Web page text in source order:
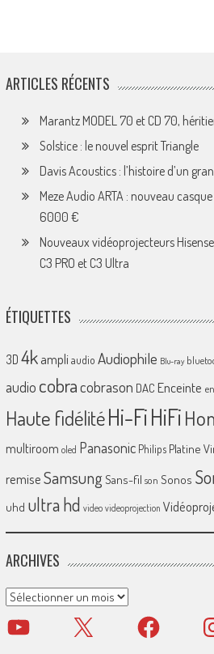
ARTICLES RÉCENTS
Marantz MODEL 70 et CD 70,
Solstice : le nouvel esprit Triangle
Davis Acoustics : l’histoire d’un
Meze Audio ARTA : nouveau
6000 €
Nouveaux vidéoprojecteurs
C3 PRO et C3 Ultra
ÉTIQUETTES
3D 4k ampliaudio Audiophile Blu-ray
audio cobracobrason DAC Enceinte
Haute fidélitéHi-FiHiFi
multiroom oled Panasonic Philips Platine
remiseSamsungSans-fil son Sonos
uhd ultra hd video videoprojection
ARCHIVES
Archives
YouTube X Facebook